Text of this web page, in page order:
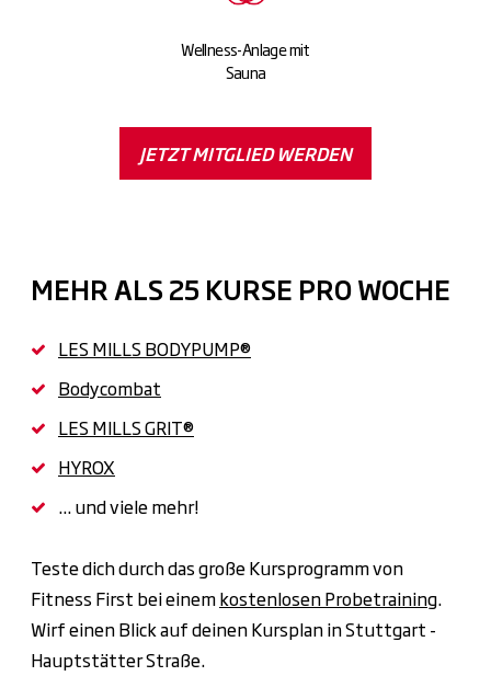
Wellness-Anlage mit
Sauna
JETZT MITGLIED WERDEN
MEHR ALS 25 KURSE PRO WOCHE
LES MILLS BODYPUMP®
Bodycombat
LES MILLS GRIT®
HYROX
... und viele mehr!
Teste dich durch das große Kursprogramm von
Fitness First bei einemkostenlosen Probetraining.
Wirf einen Blick auf deinen Kursplan in Stuttgart -
Hauptstätter Straße.